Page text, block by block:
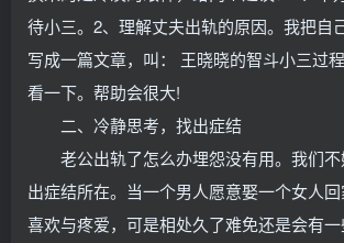
待小三。2、理解丈夫出轨的原因。我把自
写成一篇文章，叫： 王晓晓的智斗小三过
看一下。帮助会很大!
二、冷静思考，找出症结
老公出轨了怎么办埋怨没有用。我们不
出症结所在。当一个男人愿意娶一个女人
喜欢与疼爱，可是相处久了难免还是会有